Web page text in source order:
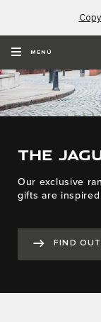
MENÚ
THE
Our exclusive
gifts are
FIND